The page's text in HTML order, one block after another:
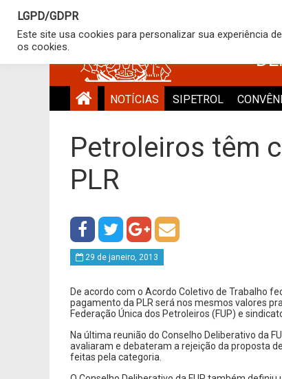
NOTÍCIAS SIPETROL
Petroleiros têm
PLR
29 de janeiro, 2013
De acordo com o Acordo Coletivo de Trabalho
pagamento da PLR será nos mesmos valores
Federação Única dos Petroleiros (FUP) e
Na última reunião do Conselho Deliberativo da
avaliaram e debateram a rejeição da proposta
feitas pela categoria.
LGPD/GDPR
Este site usa cookies para personalizar sua experiência
os cookies.